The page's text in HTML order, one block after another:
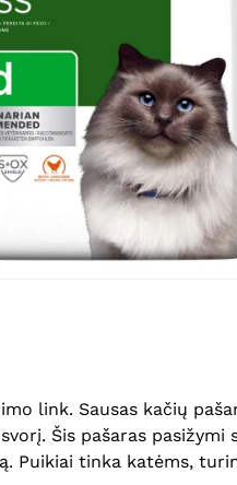
link. Sausas kačių
Šis pašaras
Puikiai tinka katėms,